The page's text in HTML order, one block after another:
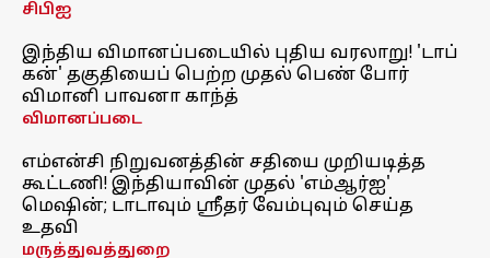
சிபிஐ
இந்திய விமானப்படையில் புதிய வரலாறு! 'டாப்
கன்' தகுதியைப் பெற்ற முதல் பெண் போர்
விமானி பாவனா காந்த்
விமானப்படை
எம்என்சி நிறுவனத்தின் சதியை முறியடித்த
கூட்டணி! இந்தியாவின் முதல் 'எம்ஆர்ஐ'
மெஷின்; டாடாவும் ஸ்ரீதர் வேம்புவும் செய்த
உதவி
மருத்துவத்துறை